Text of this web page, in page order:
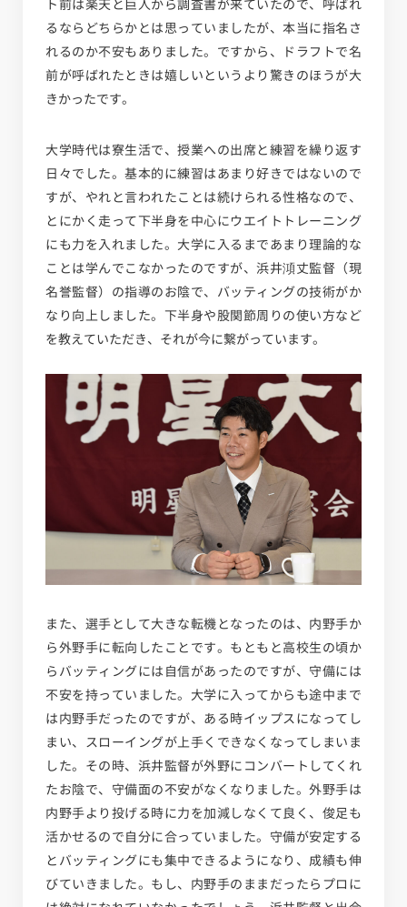
ト前は楽天と巨人から調査書が来ていたので、呼ばれ
るならどちらかとは思っていましたが、本当に指名さ
れるのか不安もありました。ですから、ドラフトで名
前が呼ばれたときは嬉しいというより驚きのほうが大
きかったです。
大学時代は寮生活で、授業への出席と練習を繰り返す
日々でした。基本的に練習はあまり好きではないので
すが、やれと言われたことは続けられる性格なので、
とにかく走って下半身を中心にウエイトトレーニング
にも力を入れました。大学に入るまであまり理論的な
ことは学んでこなかったのですが、浜井澒丈監督（現
名誉監督）の指導のお陰で、バッティングの技術がか
なり向上しました。下半身や股関節周りの使い方など
を教えていただき、それが今に繋がっています。
また、選手として大きな転機となったのは、内野手か
ら外野手に転向したことです。もともと高校生の頃か
らバッティングには自信があったのですが、守備には
不安を持っていました。大学に入ってからも途中まで
は内野手だったのですが、ある時イップスになってし
まい、スローイングが上手くできなくなってしまいま
した。その時、浜井監督が外野にコンバートしてくれ
たお陰で、守備面の不安がなくなりました。外野手は
内野手より投げる時に力を加減しなくて良く、俊足も
活かせるので自分に合っていました。守備が安定する
とバッティングにも集中できるようになり、成績も伸
びていきました。もし、内野手のままだったらプロに